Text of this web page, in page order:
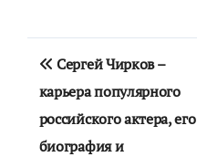
Навигация
по
записям
Сергей Чирков –
карьера популярного
российского актера, его
биография и